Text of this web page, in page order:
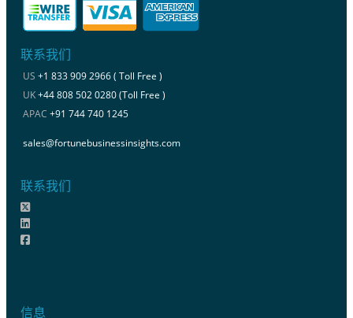
联系我们
US +1 833 909 2966 ( Toll Free )
UK+44 808 502 0280 (Toll Free )
APAC +91 744 740 1245
sales@fortunebusinessinsights.com
联系我们
信息